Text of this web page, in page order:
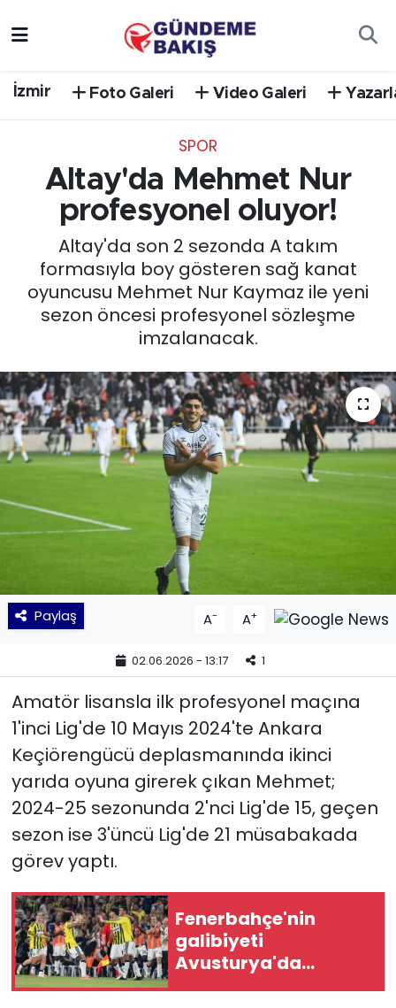
İzmir Foto Galeri Video Galeri
SPOR
Altay'da Mehmet Nur
profesyonel oluyor!
Altay'da son 2 sezonda A takım
formasıyla boy gösteren sağ kanat
oyuncusu Mehmet Nur Kaymaz ile yeni
sezon öncesi profesyonel sözleşme
imzalanacak.
Paylaş A- A+
02.06.2026 - 13:17 1
Amatör lisansla ilk profesyonel maçına
1'inci Lig'de 10 Mayıs 2024'te Ankara
Keçiörengücü deplasmanında ikinci
yarıda oyuna girerek çıkan Mehmet;
2024-25 sezonunda 2'nci Lig'de 15, geçen
sezon ise 3'üncü Lig'de 21 müsabakada
görev yaptı.
Fenerbahçe'nin
galibiyeti
Avusturya'da
gündem oldu
EGE
EĞİTİM
EKONOMİ
English News
GÜNCEL
KÜLTÜR SANAT
MAGAZİN
POLİTİKA
Siyaset
TEKNOLOJİ
Yaşam
YEREL POLİTİKA
YEREL YÖNETİMLER
Süper Lig Puan Durumu ve Fikstür
Tüm Manşetler
Son Dakika Haberleri
Haber Arşivi